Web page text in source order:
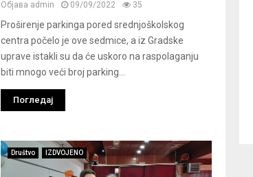
Објава admin 09/09/2022 35
Proširenje parkinga pored srednjoškolskog
centra počelo je ove sedmice, a iz Gradske
uprave istakli su da će uskoro na raspolaganju
biti mnogo veći broj parking...
Погледај
Društvo IZDVOJENO